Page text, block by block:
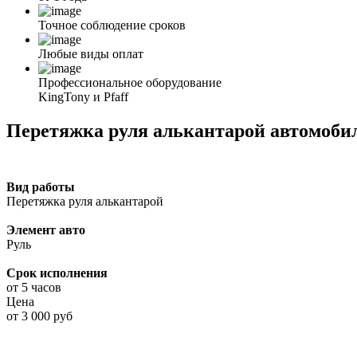
Точное соблюдение сроков
Любые виды оплат
Профессиональное оборудование
KingTony и Pfaff
Перетяжка руля алькантарой
Вид работы
Перетяжка руля алькантарой
Элемент авто
Руль
Срок исполнения
от 5 часов
Цена
от 3 000 руб